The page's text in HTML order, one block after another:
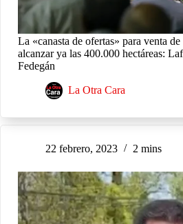
La «canasta de ofertas» para venta
alcanzar ya las 400.000 hectáreas:
Fedegán
La Otra Cara
22 febrero, 2023 2 mins